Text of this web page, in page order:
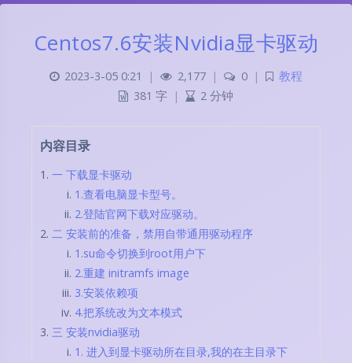
Centos7.6安装Nvidia显卡驱动
2023-3-05 0:21 | 2,177 | 0 |
教程
381 字 | 2 分钟
内容目录
一 下载显卡驱动
1.查看电脑显卡型号。
2.登陆官网下载对应驱动。
二 安装前的准备，禁用自带通用驱动程序
1.su命令切换到root用户下
2.重建 initramfs image
3.安装依赖项
4.把系统改为文本模式
三 安装nvidia驱动
1. 进入到显卡驱动所在目录,我的在主目录下